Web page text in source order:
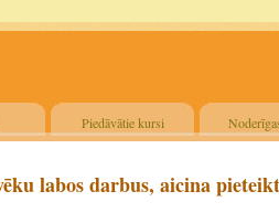
Piedāvātie kursi
labos darbus, aicina